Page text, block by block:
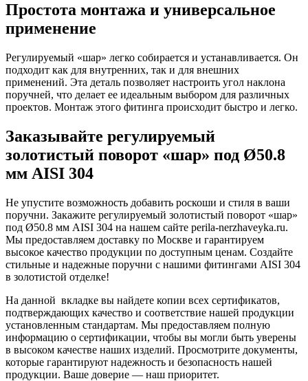
Простота монтажа и универсальное
применение
Регулируемый «шар» легко собирается и устанавливается. Он
подходит как для внутренних, так и для внешних
применений. Эта деталь позволяет настроить угол наклона
поручней, что делает ее идеальным выбором для различных
проектов. Монтаж этого фитинга происходит быстро и легко.
Заказывайте регулируемый
золотистый поворот «шар» под Ø50.8
мм AISI 304
Не упустите возможность добавить роскоши и стиля в ваши
поручни. Закажите регулируемый золотистый поворот «шар»
под Ø50.8 мм AISI 304 на нашем сайте perila-nerzhaveyka.ru.
Мы предоставляем доставку по Москве и гарантируем
высокое качество продукции по доступным ценам. Создайте
стильные и надежные поручни с нашими фитингами AISI 304
в золотистой отделке!
На данной вкладке вы найдете копии всех сертификатов,
подтверждающих качество и соответствие нашей продукции
установленным стандартам. Мы предоставляем полную
информацию о сертификации, чтобы вы могли быть уверены
в высоком качестве наших изделий. Просмотрите документы,
которые гарантируют надежность и безопасность нашей
продукции. Ваше доверие — наш приоритет.